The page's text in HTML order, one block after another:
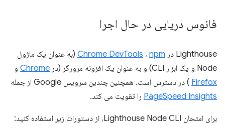
فانوس دریایی در حال اجرا
Lighthouse در Chrome DevTools ، npm
(به عنوان یک ماژول
Node و یک ابزار CLI) و به عنوان یک افزونه مرورگر (در
Chrome و
Firefox ) در دسترس است. همچنین چندین سرویس Google از جمله
PageSpeed ​​Insights را تقویت می کند.
برای امتحان Lighthouse Node CLI، از دستورات زیر استفاده کنید: